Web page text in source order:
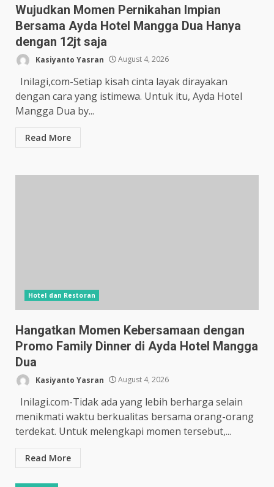
Wujudkan Momen Pernikahan Impian
Bersama Ayda Hotel Mangga Dua Hanya
dengan 12jt saja
Kasiyanto Yasran August 4, 2026
Inilagi,com-Setiap kisah cinta layak dirayakan
dengan cara yang istimewa. Untuk itu, Ayda Hotel
Mangga Dua by...
Read More
Hotel dan Restoran
Hangatkan Momen Kebersamaan dengan
Promo Family Dinner di Ayda Hotel Mangga
Dua
Kasiyanto Yasran August 4, 2026
Inilagi.com-Tidak ada yang lebih berharga selain
menikmati waktu berkualitas bersama orang-orang
terdekat. Untuk melengkapi momen tersebut,...
Read More